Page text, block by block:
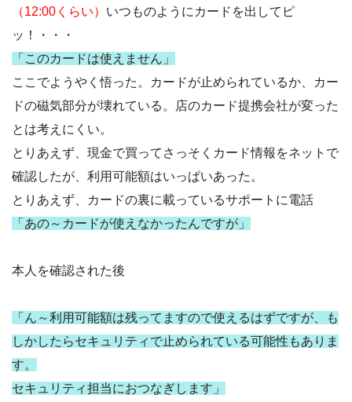
（12:00くらい） いつものようにカードを出してピ
ッ！・・・
「このカードは使えません」
ここでようやく悟った。カードが止められているか、カー
ドの磁気部分が壊れている。店のカード提携会社が変った
とは考えにくい。
とりあえず、現金で買ってさっそくカード情報をネットで
確認したが、利用可能額はいっぱいあった。
とりあえず、カードの裏に載っているサポートに電話
「あの～カードが使えなかったんですが」
本人を確認された後
「ん～利用可能額は残ってますので使えるはずですが、も
しかしたらセキュリティで止められている可能性もありま
す。
セキュリティ担当におつなぎします」